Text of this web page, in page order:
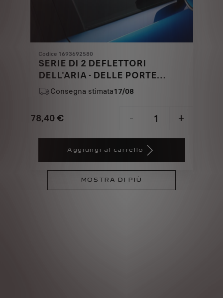
Codice 1693692580
SERIE DI 2 DEFLETTORI
DELL'ARIA - DELLE PORTE
ANTERIORI
Consegna stimata17/08
78,40 €
Price
- +
Quantity
Aggiungi al carrello
MOSTRA DI PIÙ